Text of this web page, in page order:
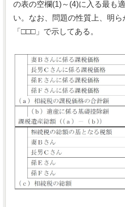
の表の空欄(1)～(4)に入る最も
い。なお、問題の性質上、明
「□□□」で示してある。